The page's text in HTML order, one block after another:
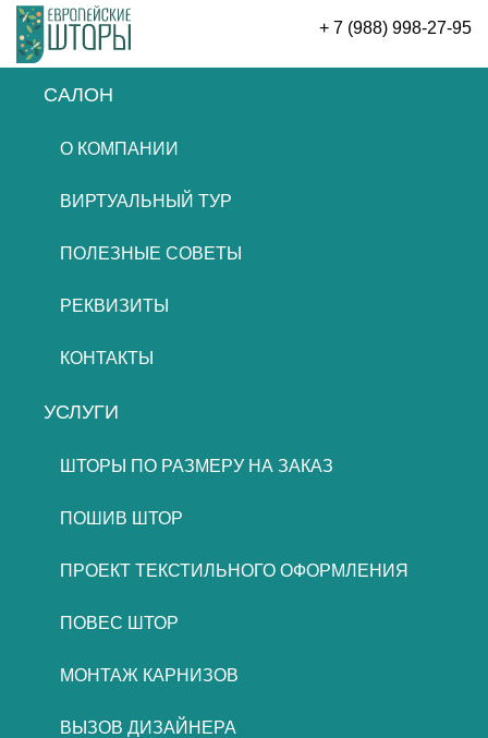
+ 7 (988) 998-27-95
САЛОН
О КОМПАНИИ
ВИРТУАЛЬНЫЙ ТУР
ПОЛЕЗНЫЕ СОВЕТЫ
РЕКВИЗИТЫ
КОНТАКТЫ
УСЛУГИ
ШТОРЫ ПО РАЗМЕРУ НА ЗАКАЗ
ПОШИВ ШТОР
ПРОЕКТ ТЕКСТИЛЬНОГО ОФОРМЛЕНИЯ
ПОВЕС ШТОР
МОНТАЖ КАРНИЗОВ
ВЫЗОВ ДИЗАЙНЕРА